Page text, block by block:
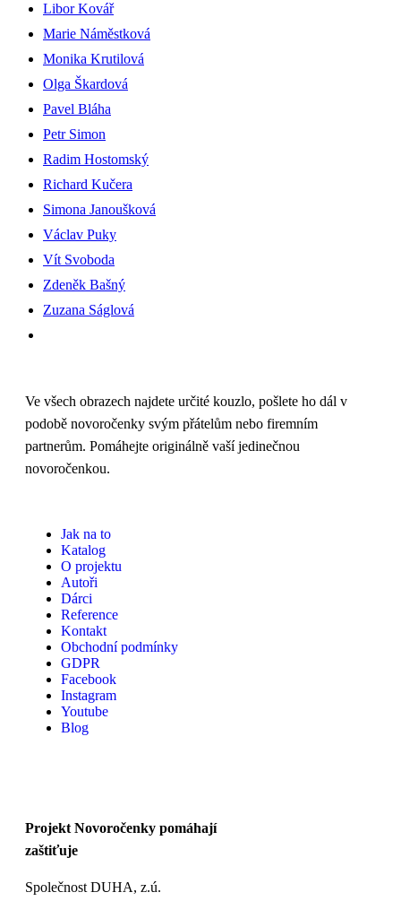
Libor Kovář
Marie Náměstková
Monika Krutilová
Olga Škardová
Pavel Bláha
Petr Simon
Radim Hostomský
Richard Kučera
Simona Janoušková
Václav Puky
Vít Svoboda
Zdeněk Bašný
Zuzana Ságlová
Ve všech obrazech najdete určité kouzlo, pošlete ho dál v
podobě novoročenky svým přátelům nebo firemním
partnerům. Pomáhejte originálně vaší jedinečnou
novoročenkou.
Jak na to
Katalog
O projektu
Autoři
Dárci
Reference
Kontakt
Obchodní podmínky
GDPR
Facebook
Instagram
Youtube
Blog
Projekt Novoročenky pomáhají
zaštiťuje
Společnost DUHA, z.ú.